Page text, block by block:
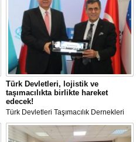
Türk Devletleri, lojistik ve
taşımacılıkta birlikte hareket
edecek!
Türk Devletleri Taşımacılık Dernekleri
Birliği OTS-URTA kuruldu.